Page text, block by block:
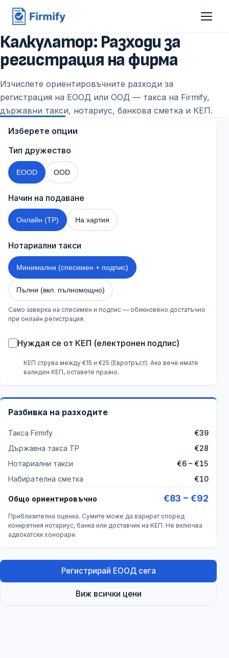
Калкулатор: Разходи за
регистрация на фирма
Изчислете ориентировъчните разходи за
регистрация на ЕООД или ООД — такса на Firmify,
държавни такси, нотариус, банкова сметка и КЕП.
Изберете опции
Тип дружество
EOOD OOD
Начин на подаване
Онлайн (ТР) На хартия
Нотариални такси
Минимални (спесимен + подпис)
Пълни (вкл. пълномощно)
Само заверка на спесимен и подпис — обикновено достатъчно
при онлайн регистрация.
Нуждая се от КЕП (електронен подпис)
КЕП струва между €15 и €25 (Евротръст). Ако вече имате
валиден КЕП, оставете празно.
Разбивка на разходите
Такса Firmify
€39
Държавна такса ТР
€28
Нотариални такси
€6 – €15
Набирателна сметка
€10
Общо ориентировъчно €83 – €92
Приблизителна оценка. Сумите може да варират според
конкретния нотариус, банка или доставчик на КЕП. Не включва
адвокатски хонорари.
Регистрирай ЕООД сега
Виж всички цени